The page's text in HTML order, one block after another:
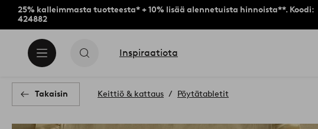
25% kalleimmasta tuotteesta* + 10% lisää alennetuista hinnoista**. Koodi:
424882
Inspiraatiota
Takaisin Keittiö & kattaus Pöytätabletit